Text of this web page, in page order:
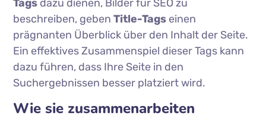
Tags dazu dienen, Bilder für SEO zu
beschreiben, gebenTitle-Tags einen
prägnanten Überblick über den Inhalt der Seite.
Ein effektives Zusammenspiel dieser Tags kann
dazu führen, dass Ihre Seite in den
Suchergebnissen besser platziert wird.
Wie sie zusammenarbeiten